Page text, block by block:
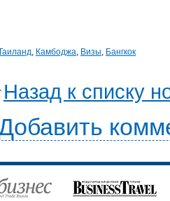
, Камбоджа, Визы, Бангкок
Назад к списку